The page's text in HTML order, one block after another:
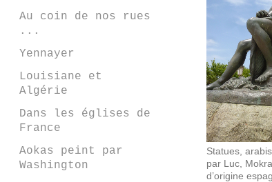
Statues,
par Luc,
d’origine
Au coin de nos rues
...
Yennayer
Louisiane et
Algérie
Dans les églises de
France
Aokas peint par
Washington